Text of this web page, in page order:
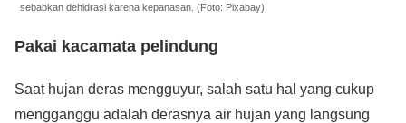
sebabkan dehidrasi karena kepanasan. (Foto: Pixabay)
Pakai kacamata pelindung
Saat hujan deras mengguyur, salah satu hal yang cukup
mengganggu adalah derasnya air hujan yang langsung